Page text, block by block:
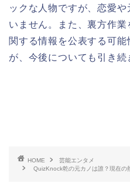
ックな人物ですが、恋愛
いません。また、裏方作
関する情報を公表する可
が、今後についても引き続
HOME
芸能エンタメ
QuizKnock乾の元カノは誰？現在の